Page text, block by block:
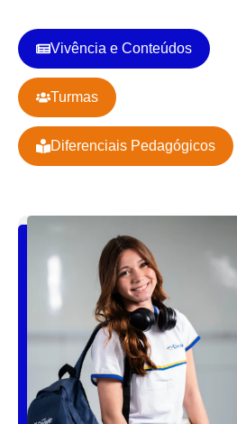
Vivência e Conteúdos
Turmas
Diferenciais Pedagógicos